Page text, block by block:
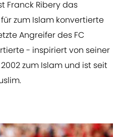
Franck Ribery das
zum Islam konvertierte
Angreifer des FC
- inspiriert von seiner
zum Islam und ist seit